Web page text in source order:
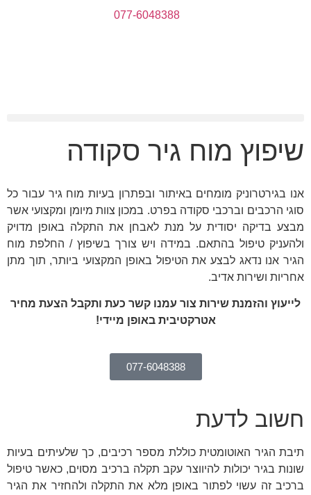
077-6048388
שיפוץ מוח גיר סקודה
אנו בגירטרוניק מומחים באיתור ובפתרון בעיות מוח גיר עבור כל
סוגי הרכבים וברכבי סקודה בפרט. במכון צוות מיומן ומקצועי אשר
מבצע בדיקה יסודית על מנת לאבחן את התקלה באופן מדויק
ולהעניק טיפול בהתאם. במידה ויש צורך בשיפוץ / החלפת מוח
הגיר אנו נדאג לבצע את הטיפול באופן המקצועי ביותר, תוך מתן
אחריות ושירות אדיב.
לייעוץ והזמנת שירות צור עמנו קשר כעת ותקבל הצעת מחיר
אטרקטיבית באופן מיידי!
077-6048388
חשוב לדעת
תיבת הגיר האוטומטית כוללת מספר רכיבים, כך שלעיתים בעיות
שונות בגיר יכולות להיווצר עקב תקלה ברכיב מסוים, כאשר טיפול
ברכיב זה עשוי לפתור באופן מלא את התקלה ולהחזיר את הגיר